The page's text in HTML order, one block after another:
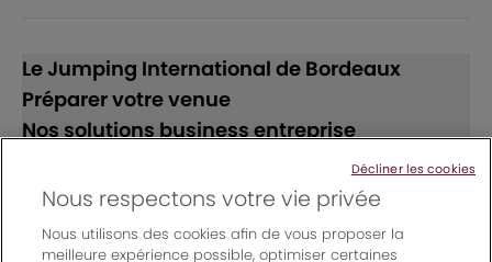
Le Jumping International de Bordeaux
Préparer votre venue
Nos solutions business entreprise
Suivez-nous
Nous respectons votre vie privée
Nous utilisons des cookies afin de vous proposer la
meilleure expérience possible, optimiser certaines
Décliner les cookies